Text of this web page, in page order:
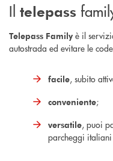
Il telepass
Telepass Family è il
autostrada ed evitare le
facile, subito
conveniente;
versatile, puoi
parcheggi